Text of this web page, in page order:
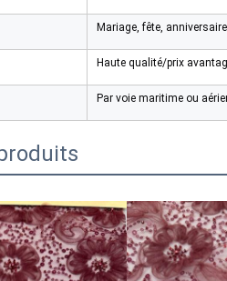
Mariage, fête, anniversaire
Haute qualité/prix
Par voie maritime ou